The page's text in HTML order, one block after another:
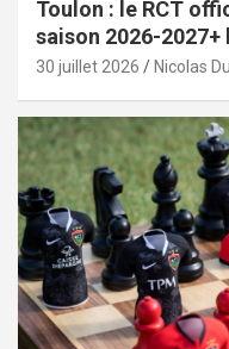
Toulon : le RCT
saison 2026-
30 juillet 2026 Nicolas